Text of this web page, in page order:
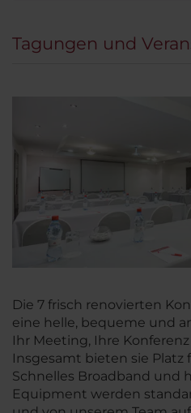
Tagungen und
Die 7 frisch renovierten
eine helle, bequeme und
Ihr Meeting, Ihre
Insgesamt bieten sie Platz
Schnelles Broadband und
Equipment werden